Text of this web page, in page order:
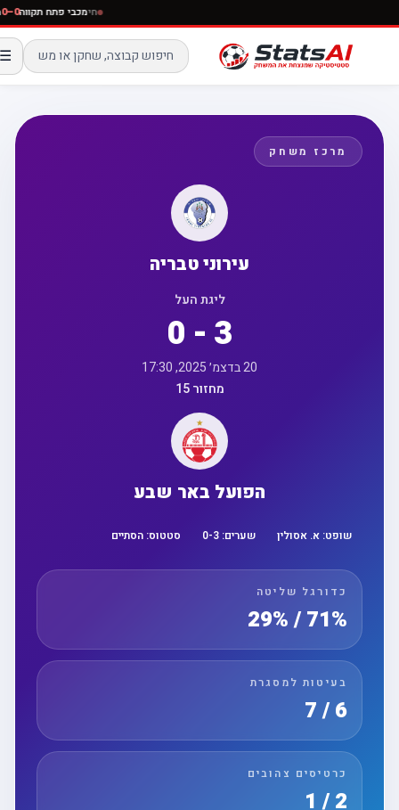
חימכבי פתח
☰
מרכז משחק
עירוני טבריה
ליגת העל
0 - 3
20 בדצמ׳ 2025, 17:30
מחזור 15
הפועל באר שבע
שופט:א. אסולין שערים: 0 -3 סטטוס:הסתיים
כדורגל שליטה
71% / 29%
בעיטות למסגרת
6 / 7
כרטיסים צהובים